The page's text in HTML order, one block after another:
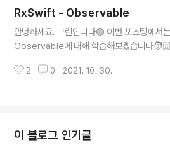
wift/blob/master/Lectures/
0Subjects.md 그런데 많은 코드에서는 실
트를 추가하고 방출하는것을 할 수 있어야합
께요🙌 Subject? Observable이자
RxSwift - Observable
안녕하세요. 그린입니다🟢 이번 포스팅에서
Observable에 대해 학습해보겠습니다
습한 경향이 있는것같아요. 제가 RxSwift를
다. 가장 중요하고 기본적으로 알고 있어야 다
습이 병행될 수 있는 Observable! 같이 알아
2 0 2021. 10. 30.
이 블로그 인기글